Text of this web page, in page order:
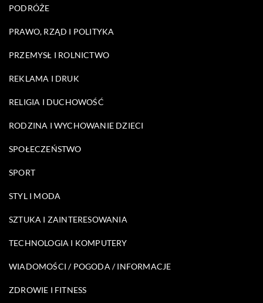
PODRÓŻE
PRAWO, RZĄD I POLITYKA
PRZEMYSŁ I ROLNICTWO
REKLAMA I DRUK
RELIGIA I DUCHOWOŚĆ
RODZINA I WYCHOWANIE DZIECI
SPOŁECZEŃSTWO
SPORT
STYL I MODA
SZTUKA I ZAINTERESOWANIA
TECHNOLOGIA I KOMPUTERY
WIADOMOŚCI / POGODA / INFORMACJE
ZDROWIE I FITNESS